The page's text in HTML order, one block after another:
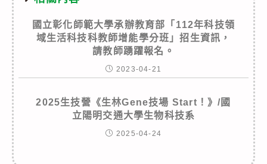
國立彰化師範大學承辦教育部「112年科技領
域生活科技科教師增能學分班」招生資訊，
請教師踴躍報名。
2023-04-21
2025生技營《生林Gene技場 Start！》/國
立陽明交通大學生物科技系
2025-04-24